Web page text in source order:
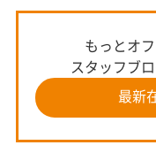
もっとオ
スタッフブ
最新